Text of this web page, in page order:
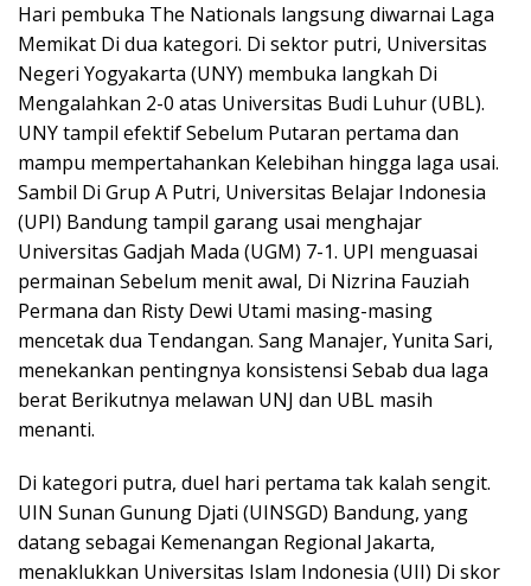
Hari pembuka The Nationals langsung diwarnai Laga
Memikat Di dua kategori. Di sektor putri, Universitas
Negeri Yogyakarta (UNY) membuka langkah Di
Mengalahkan 2-0 atas Universitas Budi Luhur (UBL).
UNY tampil efektif Sebelum Putaran pertama dan
mampu mempertahankan Kelebihan hingga laga usai.
Sambil Di Grup A Putri, Universitas Belajar Indonesia
(UPI) Bandung tampil garang usai menghajar
Universitas Gadjah Mada (UGM) 7-1. UPI menguasai
permainan Sebelum menit awal, Di Nizrina Fauziah
Permana dan Risty Dewi Utami masing-masing
mencetak dua Tendangan. Sang Manajer, Yunita Sari,
menekankan pentingnya konsistensi Sebab dua laga
berat Berikutnya melawan UNJ dan UBL masih
menanti.
Di kategori putra, duel hari pertama tak kalah sengit.
UIN Sunan Gunung Djati (UINSGD) Bandung, yang
datang sebagai Kemenangan Regional Jakarta,
menaklukkan Universitas Islam Indonesia (UII) Di skor